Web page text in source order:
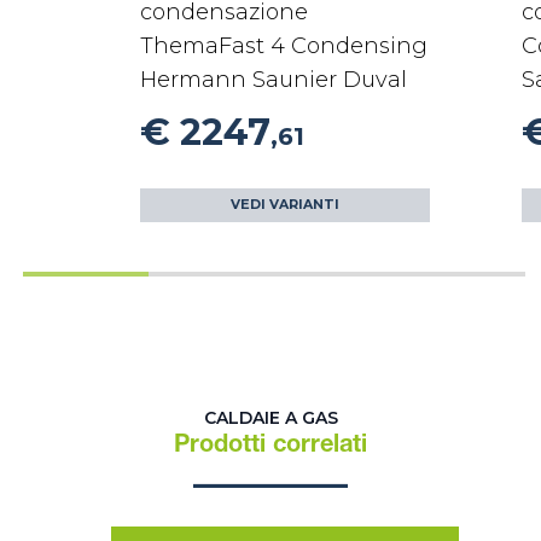
condensazione
ThemaFast 4 Condensing
Hermann Saunier Duval
€ 2247,61
VEDI VARIANTI
CALDAIE A GAS
Prodotti correlati